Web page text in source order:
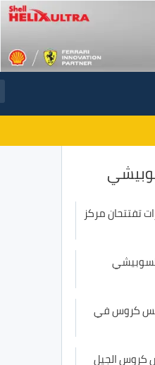
تفتتحان مركز
كروس في
كروس الجيل